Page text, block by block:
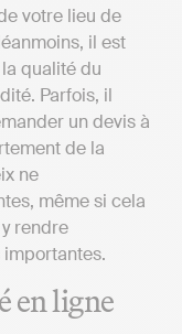
votre lieu de
il est
qualité du
Parfois, il
un devis à
de la
ne
même si cela
rendre
en ligne